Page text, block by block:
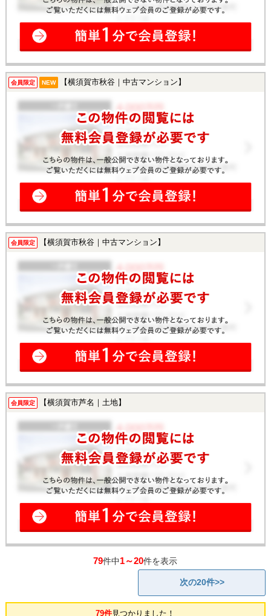
会員限定 NEW 【横須賀市秋谷｜中古マンション】
会員限定 【横須賀市秋谷｜中古マンション】
会員限定 【横須賀市芦名｜土地】
79件中1～20件を表示
次の20件>>
79件見つかりました！